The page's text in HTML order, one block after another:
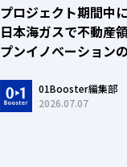
プロジェクト期間
日本海ガスで不動産
プンイノベーション
01Booster編集部
2026.07.07